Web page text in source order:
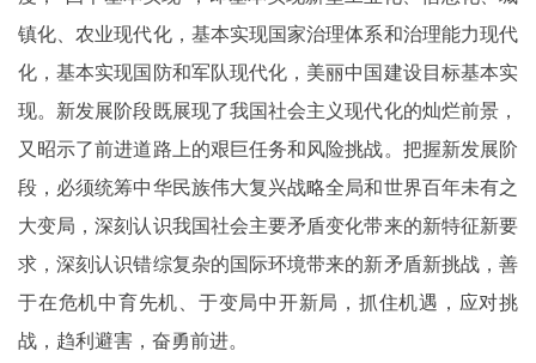
镇化、农业现代化，基本实现国家治理体系和治理能力现代
化，基本实现国防和军队现代化，美丽中国建设目标基本实
现。新发展阶段既展现了我国社会主义现代化的灿烂前景，
又昭示了前进道路上的艰巨任务和风险挑战。把握新发展阶
段，必须统筹中华民族伟大复兴战略全局和世界百年未有之
大变局，深刻认识我国社会主要矛盾变化带来的新特征新要
求，深刻认识错综复杂的国际环境带来的新矛盾新挑战，善
于在危机中育先机、于变局中开新局，抓住机遇，应对挑
战，趋利避害，奋勇前进。